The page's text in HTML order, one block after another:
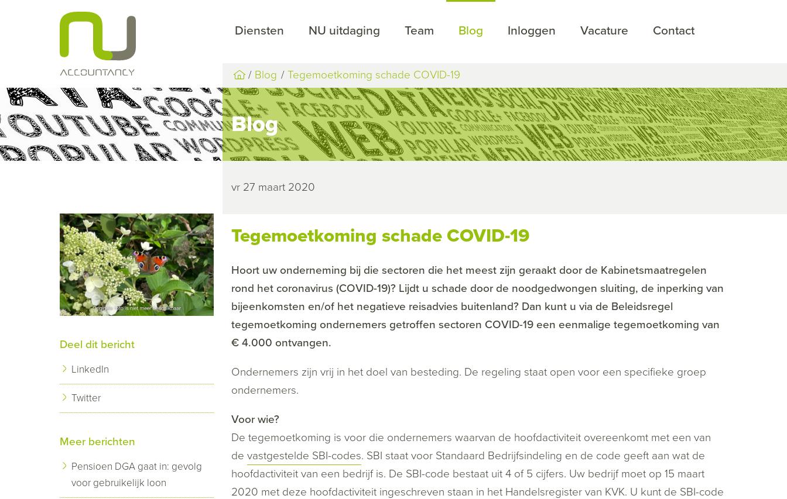
Diensten NU uitdaging Team Blog Inloggen Vacature Contact
Blog Tegemoetkoming schade COVID-19
Blog
vr 27 maart 2020
Tegemoetkoming schade COVID-19
Hoort uw onderneming bij die sectoren die het meest zijn geraakt door de Kabinetsmaatregelen
rond het coronavirus (COVID-19)? Lijdt u schade door de noodgedwongen sluiting, de inperking van
bijeenkomsten en/of het negatieve reisadvies buitenland? Dan kunt u via de Beleidsregel
tegemoetkoming ondernemers getroffen sectoren COVID-19 een eenmalige tegemoetkoming van
€ 4.000 ontvangen.
Ondernemers zijn vrij in het doel van besteding. De regeling staat open voor een specifieke groep
ondernemers.
Voor wie?
De tegemoetkoming is voor die ondernemers waarvan de hoofdactiviteit overeenkomt met een van
de vastgestelde SBI-codes. SBI staat voor Standaard Bedrijfsindeling en de code geeft aan wat de
hoofdactiviteit van een bedrijf is. De SBI-code bestaat uit 4 of 5 cijfers. Uw bedrijf moet op 15 maart
2020 met deze hoofdactiviteit ingeschreven staan in het Handelsregister van KVK. U kunt de SBI-code
Deel dit bericht
LinkedIn
Twitter
Meer berichten
Pensioen DGA gaat in: gevolg
voor gebruikelijk loon